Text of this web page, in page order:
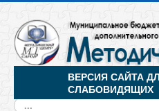
ВЕРСИЯ САЙТА
СЛАБОВИДЯЩИХ
Искать...